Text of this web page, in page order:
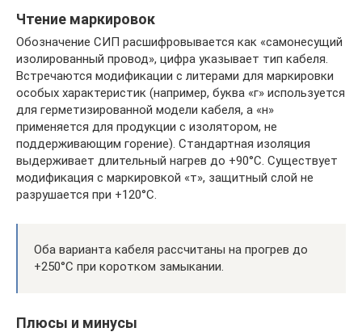
Чтение маркировок
Обозначение СИП расшифровывается как «самонесущий
изолированный провод», цифра указывает тип кабеля.
Встречаются модификации с литерами для маркировки
особых характеристик (например, буква «г» используется
для герметизированной модели кабеля, а «н»
применяется для продукции с изолятором, не
поддерживающим горение). Стандартная изоляция
выдерживает длительный нагрев до +90°С. Существует
модификация с маркировкой «т», защитный слой не
разрушается при +120°С.
Оба варианта кабеля рассчитаны на прогрев до
+250°С при коротком замыкании.
Плюсы и минусы